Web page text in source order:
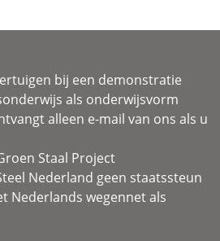
bij een demonstratie
als onderwijsvorm
alleen e-mail van ons als u
Staal Project
Nederland geen staatssteun
Nederlands wegennet als